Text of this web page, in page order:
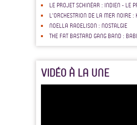
LE PROJET SCHINÉAR : INDIEN - LE
L'ORCHESTRION DE LA MER NOIRE :
NOELLA RAOELISON : NOSTALGIE
THE FAT BASTARD GANG BAND :
VIDÉO À LA UNE